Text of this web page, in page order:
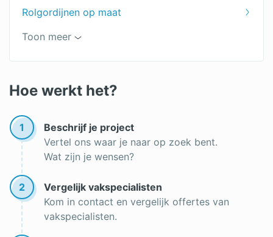
Rolgordijnen op maat
Vouwgordijnen op maat
Lamellen op maat
Zonwering kopen
Toon meer
Hoe werkt het?
1
Beschrijf je project
Vertel ons waar je naar op zoek bent.
Wat zijn je wensen?
2
Vergelijk vakspecialisten
Kom in contact en vergelijk offertes van
vakspecialisten.